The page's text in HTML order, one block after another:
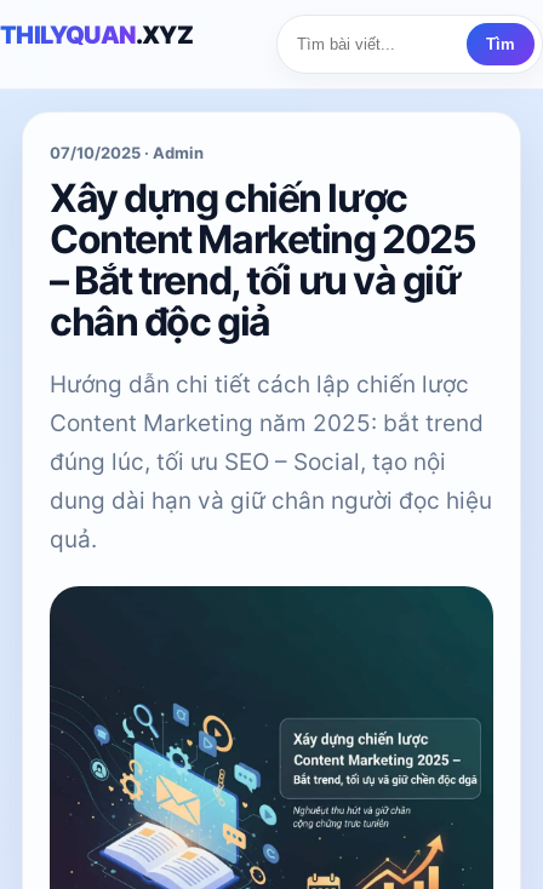
THILYQUAN.XYZ Tìm
07/10/2025 · Admin
Xây dựng chiến lược
Content Marketing 2025
– Bắt trend, tối ưu và giữ
chân độc giả
Hướng dẫn chi tiết cách lập chiến lược
Content Marketing năm 2025: bắt trend
đúng lúc, tối ưu SEO – Social, tạo nội
dung dài hạn và giữ chân người đọc hiệu
quả.